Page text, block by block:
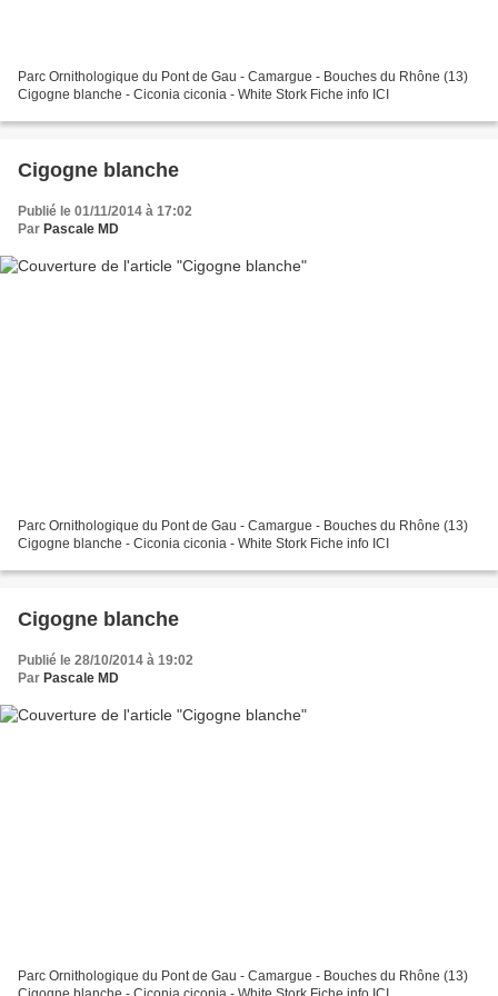
Parc Ornithologique du Pont de Gau - Camargue - Bouches du Rhône (13)
Cigogne blanche - Ciconia ciconia - White Stork Fiche info ICI
Cigogne blanche
Publié le 01/11/2014 à 17:02
Par Pascale MD
Parc Ornithologique du Pont de Gau - Camargue - Bouches du Rhône (13)
Cigogne blanche - Ciconia ciconia - White Stork Fiche info ICI
Cigogne blanche
Publié le 28/10/2014 à 19:02
Par Pascale MD
Parc Ornithologique du Pont de Gau - Camargue - Bouches du Rhône (13)